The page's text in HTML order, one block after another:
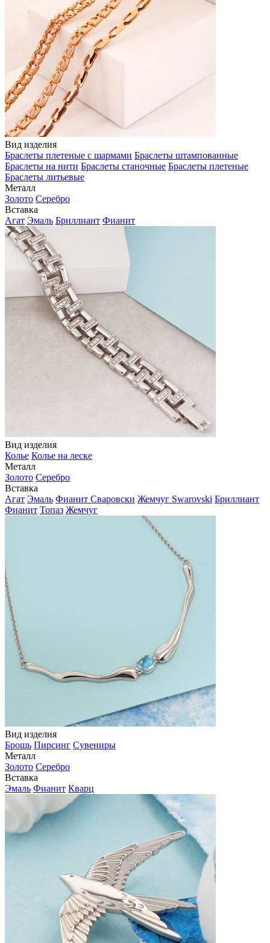
Вид изделия
Браслеты плетеные с шармами Браслеты штампованные
Браслеты на нити Браслеты станочные Браслеты плетеные
Браслеты литьевые
Металл
Золото Серебро
Вставка
Агат Эмаль Бриллиант Фианит
Вид изделия
Колье Колье на леске
Металл
Золото Серебро
Вставка
Агат Эмаль Фианит Сваровски Жемчуг Swarovski Бриллиант
Фианит Топаз Жемчуг
Вид изделия
Брошь Пирсинг Сувениры
Металл
Золото Серебро
Вставка
Эмаль Фианит Кварц